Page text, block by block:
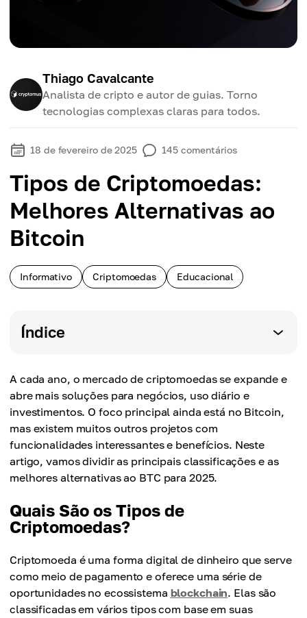
Thiago Cavalcante
Analista de cripto e autor de guias. Torno
tecnologias complexas claras para todos.
18 de fevereiro de 2025 145 comentários
Tipos de Criptomoedas:
Melhores Alternativas ao
Bitcoin
Informativo Criptomoedas Educacional
Índice
A cada ano, o mercado de criptomoedas se expande e
abre mais soluções para negócios, uso diário e
investimentos. O foco principal ainda está no Bitcoin,
mas existem muitos outros projetos com
funcionalidades interessantes e benefícios. Neste
artigo, vamos dividir as principais classificações e as
melhores alternativas ao BTC para 2025.
Quais São os Tipos de
Criptomoedas?
Criptomoeda é uma forma digital de dinheiro que serve
como meio de pagamento e oferece uma série de
oportunidades no ecossistema blockchain. Elas são
classificadas em vários tipos com base em suas